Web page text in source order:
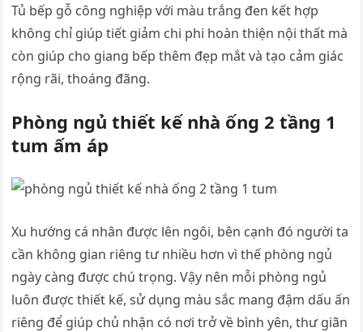
Tủ bếp gỗ công nghiệp với màu trắng đen kết hợp
không chỉ giúp tiết giảm chi phi hoàn thiện nội thất mà
còn giúp cho giang bếp thêm đẹp mắt và tạo cảm giác
rộng rãi, thoáng đãng.
Phòng ngủ thiết kế nhà ống 2 tầng 1
tum ấm áp
Xu hướng cá nhân được lên ngôi, bên cạnh đó người ta
cần không gian riêng tư nhiều hơn vì thế phòng ngủ
ngày càng được chú trọng. Vậy nên mỗi phòng ngủ
luôn được thiết kế, sử dụng màu sắc mang đậm dấu ấn
riêng để giúp chủ nhận có nơi trở về bình yên, thư giãn